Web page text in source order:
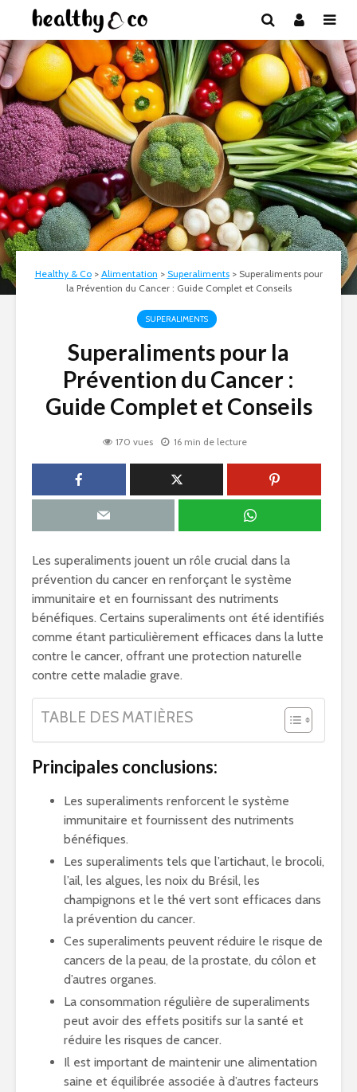
Healthy & Co> Alimentation > Superaliments> Superaliments pour
la Prévention du Cancer : Guide Complet et Conseils
SUPERALIMENTS
Superaliments pour la
Prévention du Cancer :
Guide Complet et Conseils
170 vues 16 min de lecture
Les superaliments jouent un rôle crucial dans la
prévention du cancer en renforçant le système
immunitaire et en fournissant des nutriments
bénéfiques. Certains superaliments ont été identifiés
comme étant particulièrement efficaces dans la lutte
contre le cancer, offrant une protection naturelle
contre cette maladie grave.
TABLE DES MATIÈRES
Principales conclusions:
Les superaliments renforcent le système
immunitaire et fournissent des nutriments
bénéfiques.
Les superaliments tels que l’artichaut, le brocoli,
l’ail, les algues, les noix du Brésil, les
champignons et le thé vert sont efficaces dans
la prévention du cancer.
Ces superaliments peuvent réduire le risque de
cancers de la peau, de la prostate, du côlon et
d’autres organes.
La consommation régulière de superaliments
peut avoir des effets positifs sur la santé et
réduire les risques de cancer.
Il est important de maintenir une alimentation
saine et équilibrée associée à d’autres facteurs